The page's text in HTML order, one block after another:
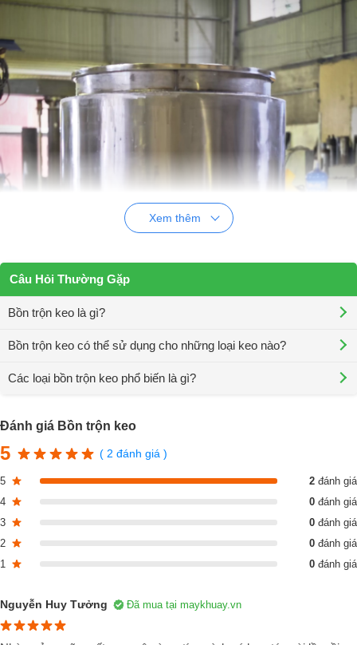
Cấu tạo của bồn trộn keo
Bồn trộn keo có nhiều loại với cấu tạo khác nhau, nhưng chúng
thường có những thành phần chính sau:
Thân Bồn: Là phần chứa keo và các thành phần cần trộn. Thân bồn
có thể được làm từ thép không gỉ hoặc nhôm, có khả năng chống ăn
mòn và chịu được áp suất cao.
có thể có nhiều hình dạng khác nhau, từ cánh khuấy cánh khuấy dạng
cánh quạt đến cánh khuấy dạng cánh chân vịt.
Xem thêm
Câu Hỏi Thường Gặp
Bồn trộn keo là gì?
Bồn trộn keo có thể sử dụng cho những loại keo nào?
Các loại bồn trộn keo phổ biến là gì?
Đánh giá Bồn trộn keo
5 ( 2 đánh giá )
5 2 đánh giá
4
0 đánh giá
3
0 đánh giá
2
0 đánh giá
1
0 đánh giá
Nguyễn Huy Tưởng Đã mua tại maykhuay.vn